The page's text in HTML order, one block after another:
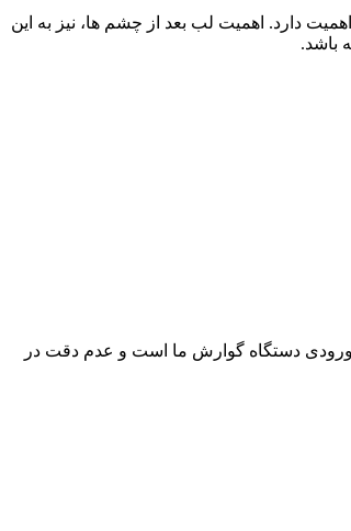
دارد. اهمیت لب بعد از چشم ها، نیز به این
باشد.
ورودی دستگاه گوارش ما است و عدم دقت در